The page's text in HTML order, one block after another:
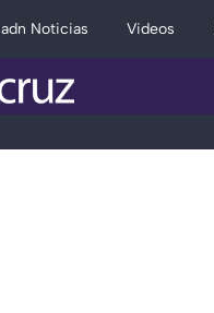
adn Noticias Videos